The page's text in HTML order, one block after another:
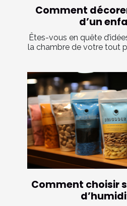
Comment
d’un
Êtes-vous en quête
la chambre de votre tout
Comment choisir